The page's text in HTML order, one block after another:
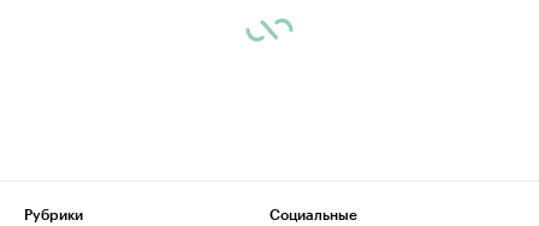
Рубрики
Социальные